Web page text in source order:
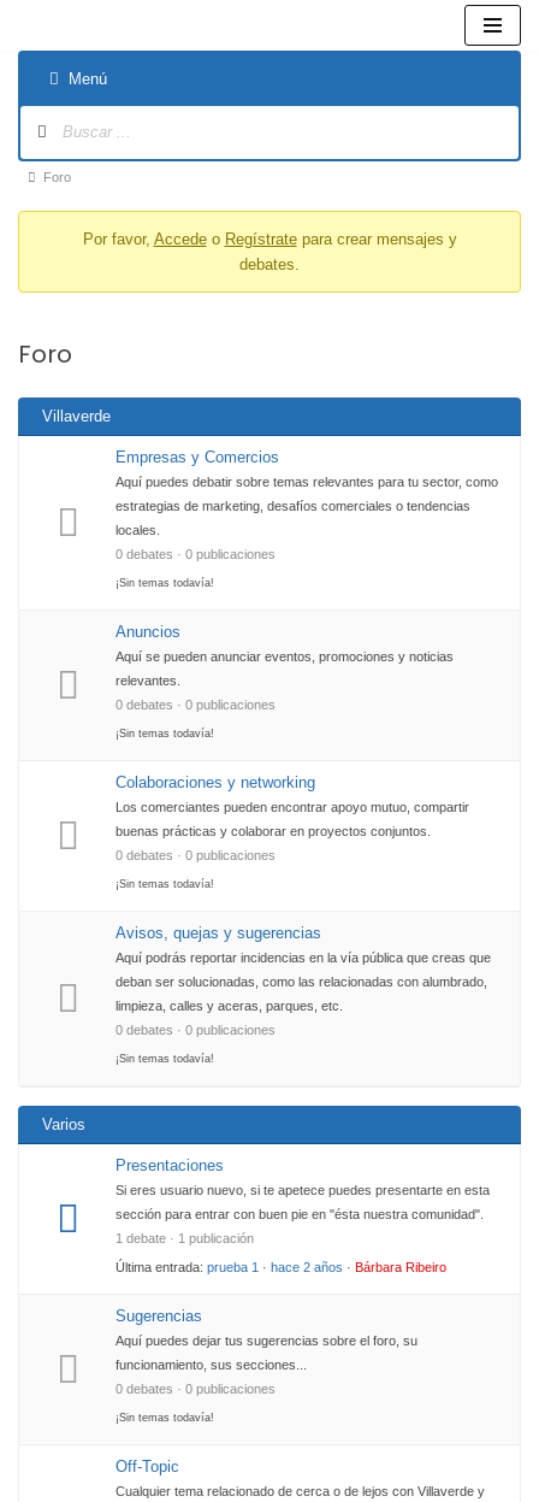
contenido
Menú
Foro
Por favor, Accedeo Regístratepara crear mensajes y
debates.
Foro
Villaverde
Empresas y Comercios
Aquí puedes debatir sobre temas relevantes para tu sector, como
estrategias de marketing, desafíos comerciales o tendencias
locales.
0 debates · 0 publicaciones
¡Sin temas todavía!
Anuncios
Aquí se pueden anunciar eventos, promociones y noticias
relevantes.
0 debates · 0 publicaciones
¡Sin temas todavía!
Colaboraciones y networking
Los comerciantes pueden encontrar apoyo mutuo, compartir
buenas prácticas y colaborar en proyectos conjuntos.
0 debates · 0 publicaciones
¡Sin temas todavía!
Avisos, quejas y sugerencias
Aquí podrás reportar incidencias en la vía pública que creas que
deban ser solucionadas, como las relacionadas con alumbrado,
limpieza, calles y aceras, parques, etc.
0 debates · 0 publicaciones
¡Sin temas todavía!
Varios
Presentaciones
Si eres usuario nuevo, si te apetece puedes presentarte en esta
sección para entrar con buen pie en "ésta nuestra comunidad".
1 debate · 1 publicación
Última entrada: prueba 1 · hace 2 años · Bárbara Ribeiro
Sugerencias
Aquí puedes dejar tus sugerencias sobre el foro, su
funcionamiento, sus secciones...
0 debates · 0 publicaciones
¡Sin temas todavía!
Off-Topic
Cualquier tema relacionado de cerca o de lejos con Villaverde y